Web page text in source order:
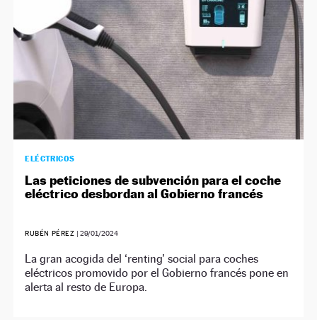
ELÉCTRICOS
Las peticiones de subvención para el coche
eléctrico desbordan al Gobierno francés
RUBÉN PÉREZ |29/01/2024
La gran acogida del ‘renting’ social para coches
eléctricos promovido por el Gobierno francés pone en
alerta al resto de Europa.